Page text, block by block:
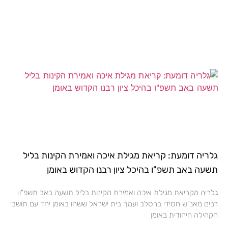
גלריה דומעת: קריאת מגילת איכה ואמירת הקינות בליל
תשעה באב תשפ"ו בהיכל ציון רבנו הקדוש באומן
גלריה מקריאת מגילת איכה ואמירת הקינות בליל תשעה באב תשפ"ו:
רבים מאנ"ש חסידי ברסלב ועמך בית ישראל ששהו באומן יחד עם תושבי
הקהילה היהודית באומן